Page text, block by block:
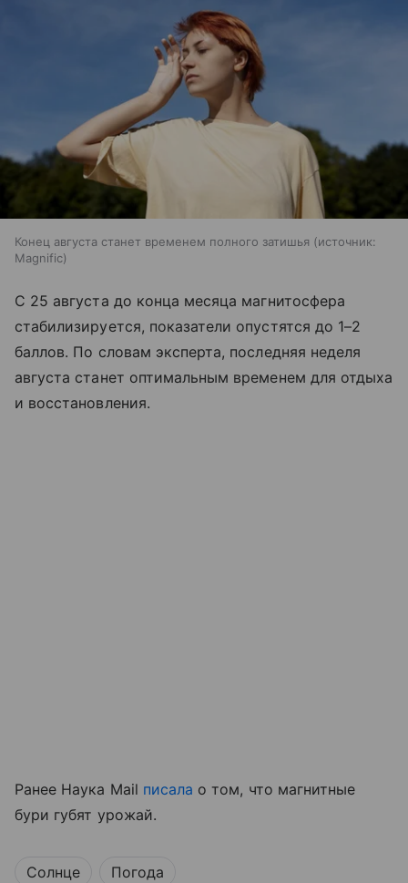
Конец августа станет временем полного затишья
источник:
Magnific
С 25 августа до конца месяца магнитосфера
стабилизируется, показатели опустятся до 1–2
баллов. По словам эксперта, последняя неделя
августа станет оптимальным временем для отдыха
и восстановления.
Ранее Наука Mail писала о том, что магнитные
бури губят урожай.
Солнце Погода